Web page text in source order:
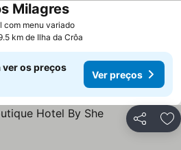
com menu variadoVer preços
MilagresVer preços
km de Ilha da Crôa
ver os preços
Ver preços
Partilhar